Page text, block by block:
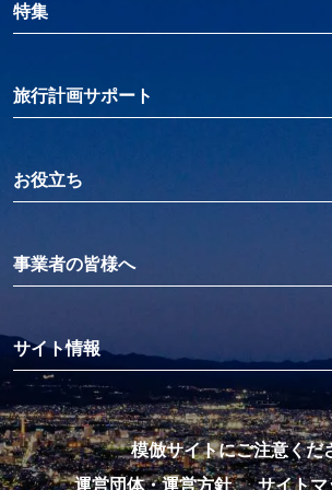
特集
旅行計画サポート
お役立ち
事業者の皆様へ
サイト情報
模倣サイトにご注意くだ
運営団体・運営方針
サイト